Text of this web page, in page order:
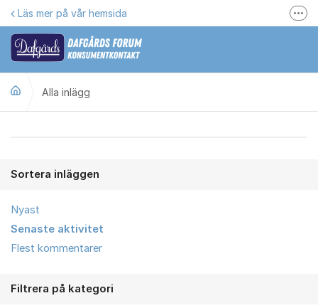
Hoppa till innehåll
Läs mer på vår hemsida
Alla inlägg
Sortera inläggen
Nyast
Senaste aktivitet
Flest kommentarer
Filtrera på kategori